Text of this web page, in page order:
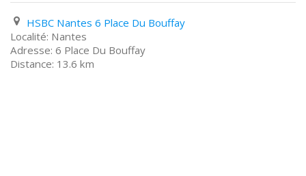
HSBC Nantes 6 Place Du Bouffay
Nantes
6 Place Du Bouffay
13.6 km